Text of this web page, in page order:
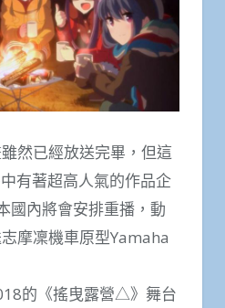
然已經放送完畢，但這
有著超高人氣的作品企
國內將會安排重播，動
摩凜機車原型Yamaha
的《搖曳露營△》舞台